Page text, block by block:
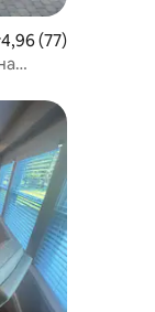
оценка:
4,96 (77)